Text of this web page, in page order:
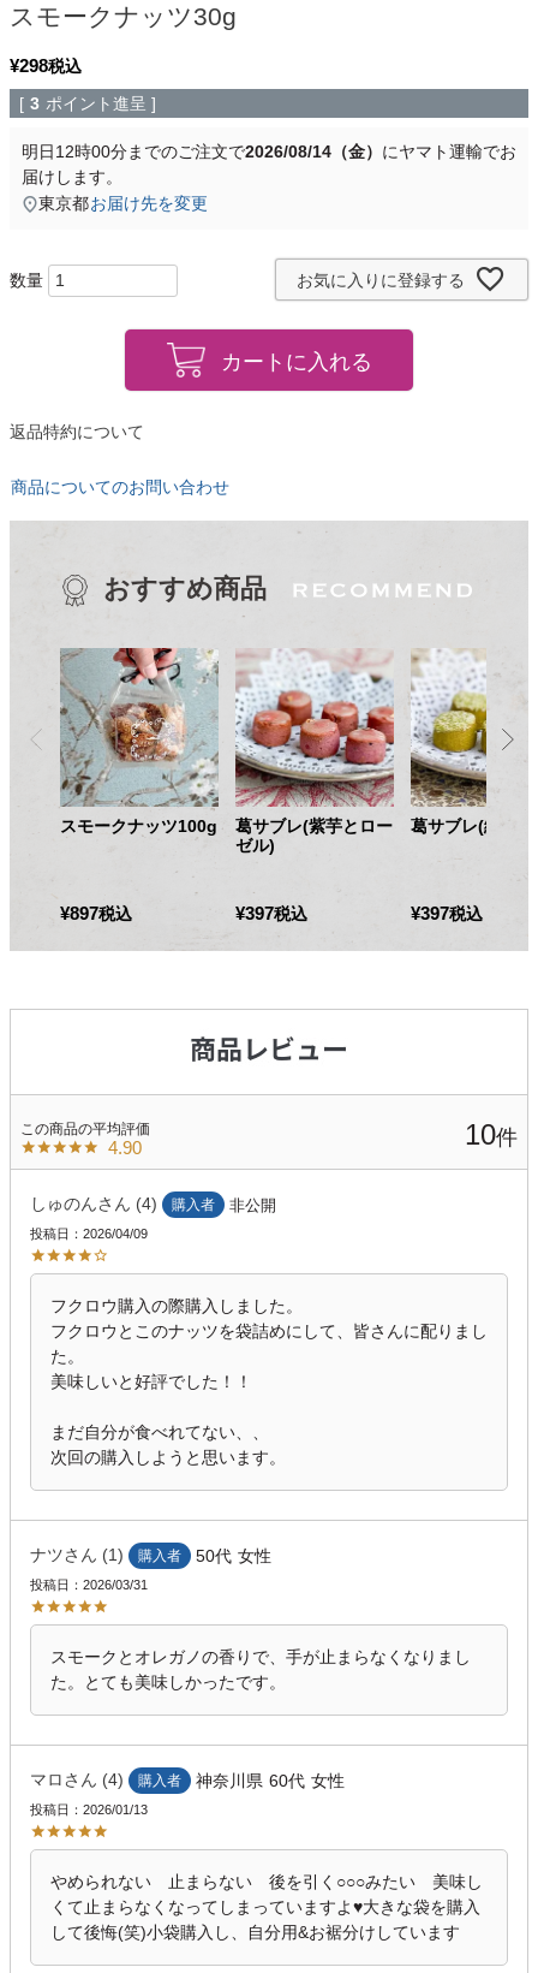
スモークナッツ30g
¥298税込
[ 3 ポイント進呈 ]
明日12時00分までのご注文で2026/08/14（金） にヤマト運輸でお
届けします。
東京都お届け先を変更
お気に入りに登録する
カートに入れる
返品特約について
商品についてのお問い合わせ
おすすめ商品
スモークナッツ100g
¥897税込
葛サブレ(紫芋とロー
ゼル)
¥397税込
葛サブレ(緑茶)
¥397税込
4.90 10
しゅのん 4 購入者 非公開
投稿日 2026/04/09
フクロウ購入の際購入しました。
フクロウとこのナッツを袋詰めにして、皆さんに配りまし
た。
美味しいと好評でした！！
まだ自分が食べれてない、、
次回の購入しようと思います。
ナツ 1 購入者 50代 女性
投稿日 2026/03/31
スモークとオレガノの香りで、手が止まらなくなりまし
た。とても美味しかったです。
マロ 4 購入者 神奈川県 60代 女性
投稿日 2026/01/13
やめられない　止まらない　後を引く○○○みたい　美味し
くて止まらなくなってしまっていますよ♥️大きな袋を購入
して後悔(笑)小袋購入し、自分用&お裾分けしています